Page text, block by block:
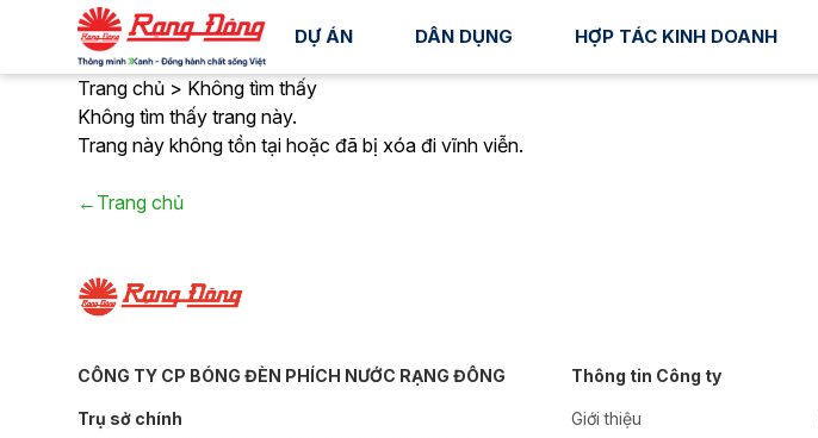
DỰ ÁN DÂN DỤNG HỢP TÁC KINH DOANH
Trang chủ > Không tìm thấy
Không tìm thấy trang này.
Trang này không tồn tại hoặc đã bị xóa đi vĩnh viễn.
←Trang chủ
CÔNG TY CP BÓNG ĐÈN PHÍCH NƯỚC RẠNG ĐÔNG
Trụ sở chính
Thông tin Công ty
Giới thiệu